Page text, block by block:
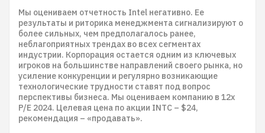
Мы оцениваем отчетность Intel негативно. Ее
результаты и риторика менеджмента сигнализируют о
более сильных, чем предполагалось ранее,
неблагоприятных трендах во всех сегментах
индустрии. Корпорация остается одним из ключевых
игроков на большинстве направлений своего рынка, но
усиление конкуренции и регулярно возникающие
технологические трудности ставят под вопрос
перспективы бизнеса. Мы оцениваем компанию в 12х
P/E 2024. Целевая цена по акции INTC – $24,
рекомендация – «продавать».